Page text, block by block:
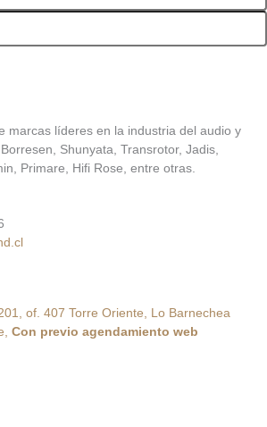
marcas líderes en la industria del audio y
Shunyata, Transrotor, Jadis,
Primare, Hifi Rose, entre otras.
of. 407 Torre Oriente, Lo Barnechea
Con previo agendamiento web